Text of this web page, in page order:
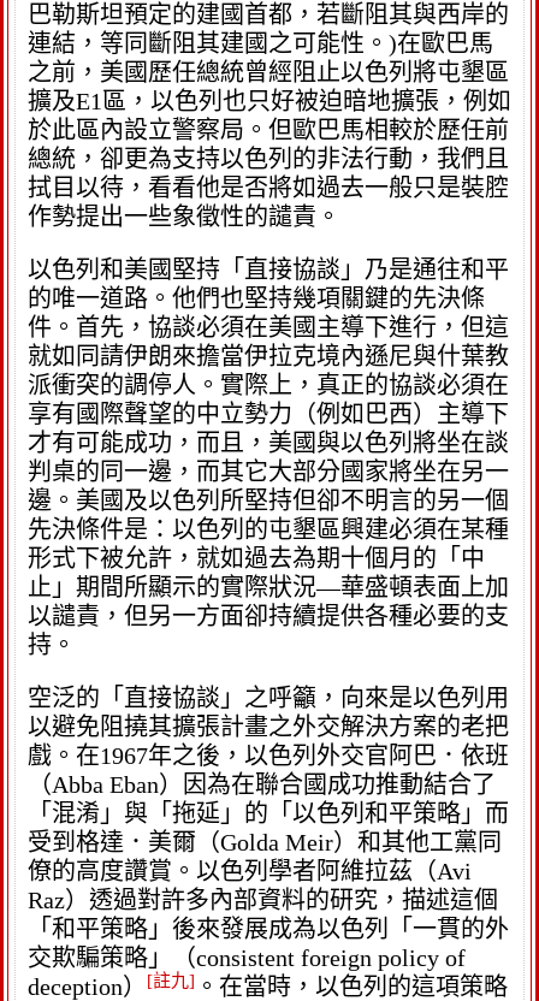
巴勒斯坦預定的建國首都，若斷阻其與西岸的
連結，等同斷阻其建國之可能性。)在歐巴馬
之前，美國歷任總統曾經阻止以色列將屯墾區
擴及E1區，以色列也只好被迫暗地擴張，例如
於此區內設立警察局。但歐巴馬相較於歷任前
總統，卻更為支持以色列的非法行動，我們且
拭目以待，看看他是否將如過去一般只是裝腔
作勢提出一些象徵性的譴責。
以色列和美國堅持「直接協談」乃是通往和平
的唯一道路。他們也堅持幾項關鍵的先決條
件。首先，協談必須在美國主導下進行，但這
就如同請伊朗來擔當伊拉克境內遜尼與什葉教
派衝突的調停人。實際上，真正的協談必須在
享有國際聲望的中立勢力（例如巴西）主導下
才有可能成功，而且，美國與以色列將坐在談
判桌的同一邊，而其它大部分國家將坐在另一
邊。美國及以色列所堅持但卻不明言的另一個
先決條件是：以色列的屯墾區興建必須在某種
形式下被允許，就如過去為期十個月的「中
止」期間所顯示的實際狀況—華盛頓表面上加
以譴責，但另一方面卻持續提供各種必要的支
持。
空泛的「直接協談」之呼籲，向來是以色列用
以避免阻撓其擴張計畫之外交解決方案的老把
戲。在1967年之後，以色列外交官阿巴．依班
（Abba Eban）因為在聯合國成功推動結合了
「混淆」與「拖延」的「以色列和平策略」而
受到格達．美爾（Golda Meir）和其他工黨同
僚的高度讚賞。以色列學者阿維拉茲（Avi
Raz）透過對許多內部資料的研究，描述這個
「和平策略」後來發展成為以色列「一貫的外
交欺騙策略」（consistent foreign policy of
deception）
[註九] 。在當時，以色列的這項策略